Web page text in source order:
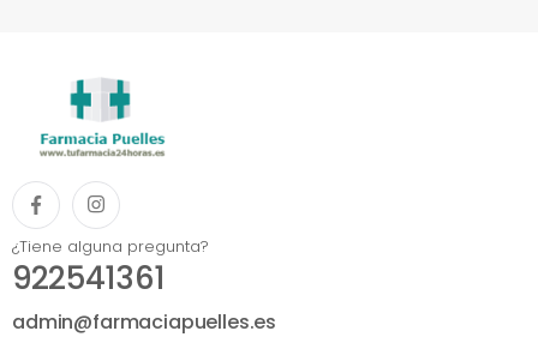
¿Tiene alguna pregunta?
922541361
admin@farmaciapuelles.es